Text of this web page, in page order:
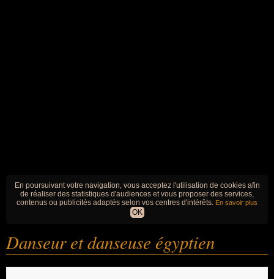
En poursuivant votre navigation, vous acceptez l'utilisation de cookies afin
de réaliser des statistiques d'audiences et vous proposer des services,
contenus ou publicités adaptés selon vos centres d'intérêts. En savoir plus
OK
Danseur et danseuse égyptien